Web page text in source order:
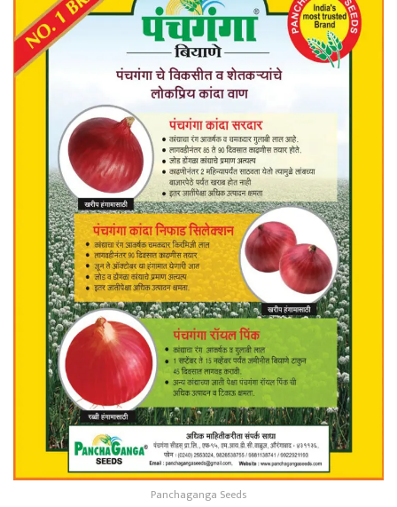
Panchaganga Seeds